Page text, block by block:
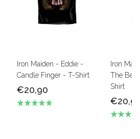
Iron Maiden - Eddie -
Candle Finger - T-Shirt
€20,90
Iron
The
Shirt